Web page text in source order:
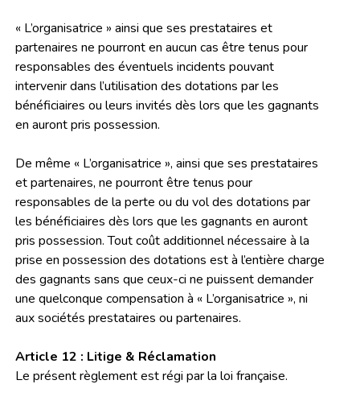
« L’organisatrice » ainsi que ses prestataires et
partenaires ne pourront en aucun cas être tenus pour
responsables des éventuels incidents pouvant
intervenir dans l’utilisation des dotations par les
bénéficiaires ou leurs invités dès lors que les gagnants
en auront pris possession.
De même « L’organisatrice », ainsi que ses prestataires
et partenaires, ne pourront être tenus pour
responsables de la perte ou du vol des dotations par
les bénéficiaires dès lors que les gagnants en auront
pris possession. Tout coût additionnel nécessaire à la
prise en possession des dotations est à l’entière charge
des gagnants sans que ceux-ci ne puissent demander
une quelconque compensation à « L’organisatrice », ni
aux sociétés prestataires ou partenaires.
Article 12 : Litige & Réclamation
Le présent règlement est régi par la loi française.